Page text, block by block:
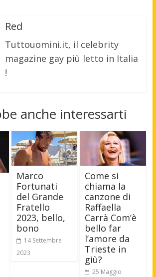
Red
Tuttouomini.it, il celebrity
magazine gay più letto in Italia
!
anche interessarti
Marco
Fortunati
del Grande
Fratello
2023, bello,
bono
14 Settembre
2023
Come si
chiama la
canzone di
Raffaella
Carrà Com’è
bello far
l’amore da
Trieste in
giù?
25 Maggio